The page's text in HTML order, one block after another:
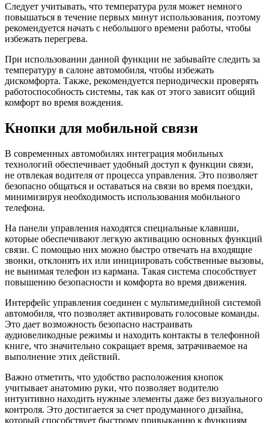
Следует учитывать, что температура руля может немного
повышаться в течение первых минут использования, поэтому
рекомендуется начать с небольшого времени работы, чтобы
избежать перегрева.
При использовании данной функции не забывайте следить за
температуру в салоне автомобиля, чтобы избежать
дискомфорта. Также, рекомендуется периодически проверять
работоспособность системы, так как от этого зависит общий
комфорт во время вождения.
Кнопки для мобильной связи
В современных автомобилях интеграция мобильных
технологий обеспечивает удобный доступ к функции связи,
не отвлекая водителя от процесса управления. Это позволяет
безопасно общаться и оставаться на связи во время поездки,
минимизируя необходимость использования мобильного
телефона.
На панели управления находятся специальные клавиши,
которые обеспечивают легкую активацию основных функций
связи. С помощью них можно быстро отвечать на входящие
звонки, отклонять их или инициировать собственные вызовы,
не вынимая телефон из кармана. Такая система способствует
повышению безопасности и комфорта во время движения.
Интерфейс управления соединен с мультимедийной системой
автомобиля, что позволяет активировать голосовые команды.
Это дает возможность безопасно настраивать
аудиовеликодные режимы и находить контакты в телефонной
книге, что значительно сокращает время, затрачиваемое на
выполнение этих действий.
Важно отметить, что удобство расположения кнопок
учитывает анатомию руки, что позволяет водителю
интуитивно находить нужные элементы даже без визуального
контроля. Это достигается за счет продуманного дизайна,
который способствует быстрому привыканию к функциям